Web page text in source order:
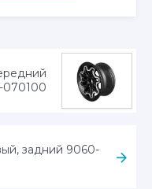
070100
задний 9060-